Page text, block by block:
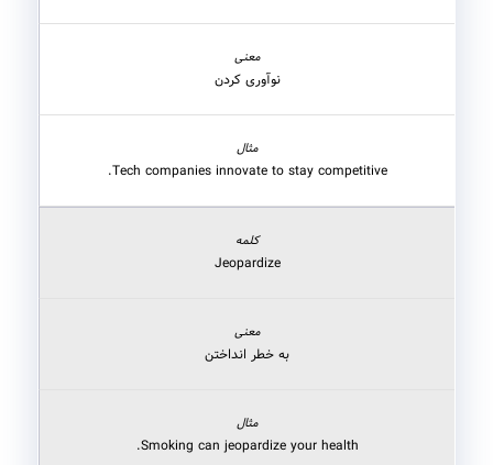
نوآوری کردن
Tech companies innovate to stay competitive.
Jeopardize
به خطر انداختن
Smoking can jeopardize your health.